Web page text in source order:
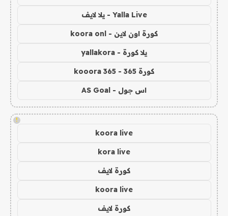
Yalla Live - يلا لايف
كورة اون لاين - koora onl
يلا كورة - yallakora
كورة 365 - kooora 365
اس جول - AS Goal
!
koora live
kora live
كورة لايف
koora live
كورة لايف